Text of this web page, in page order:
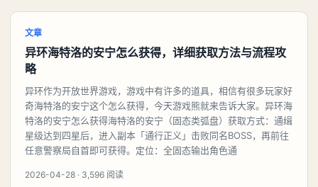
文章
异环海特洛的安宁怎么获得，详细获取方法与流程攻
略
异环作为开放世界游戏，游戏中有许多的道具，相信有很多玩家好
奇海特洛的安宁这个怎么获得，今天游戏熊就来告诉大家。异环海
特洛的安宁怎么获得海特洛的安宁（固态类弧盘）获取方式：通缉
星级达到四星后，进入副本「通行正义」击败同名BOSS，再前往
任意警察局自首即可获得。定位：全固态输出角色通
2026-04-28 · 3,596 阅读